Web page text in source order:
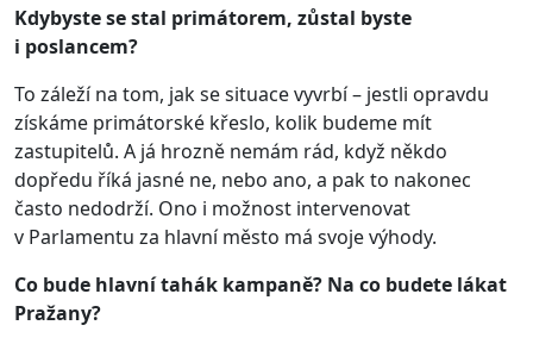
Kdybyste se stal primátorem, zůstal byste
i poslancem?
To záleží na tom, jak se situace vyvrbí – jestli opravdu
získáme primátorské křeslo, kolik budeme mít
zastupitelů. A já hrozně nemám rád, když někdo
dopředu říká jasné ne, nebo ano, a pak to nakonec
často nedodrží. Ono i možnost intervenovat
v Parlamentu za hlavní město má svoje výhody.
Co bude hlavní tahák kampaně? Na co budete lákat
Pražany?